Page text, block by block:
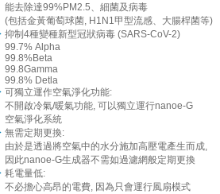
能去除達99%PM2.5、細菌及病毒
(包括金黃葡萄球菌, H1N1甲型流感、大腸桿菌等)
抑制4種變種新型冠狀病毒 (SARS-CoV-2)
99.7% Alpha
99.8%Beta
99.8Gamma
99.8% Detla
可獨立運作空氣淨化功能:
不開啟冷氣/暖氣功能, 可以獨立運行nanoe-G
空氣淨化系統
無需定期更換:
由於是透過將空氣中的水分施加高壓電產生而成,
因此nanoe-G生成器不需如過濾網般定期更換
耗電量低:
不必擔心高昂的電費, 因為只會運行風扇模式